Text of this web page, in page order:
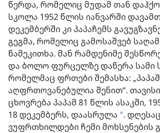
წერდა, რომელიც მუდამ თან
სკოლა 1952 წლის იანვარში
დეკემბერში კი პაპაჩემს
გეგმა, რომელიც გამოსაშვებ
წამეკითხა. მან რამდენიმე
და ბოლო ფურცელზე დაწერა სამი
რომელმაც ფრთები შემასხა:
აღფრთოვანებულია შენით“.
ცხოვრება პაპამ 81 წლის ასაკში,
18 დეკემბერს, დაასრულა *.
ვუფრთხილდები ჩემი მოხსენების